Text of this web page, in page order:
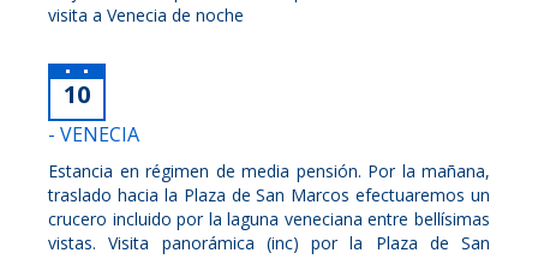
visita a Venecia de noche
10
- VENECIA
Estancia en régimen de media pensión. Por la mañana,
traslado hacia la Plaza de San Marcos efectuaremos un
crucero incluido por la laguna veneciana entre bellísimas
vistas. Visita panorámica (inc) por la Plaza de San